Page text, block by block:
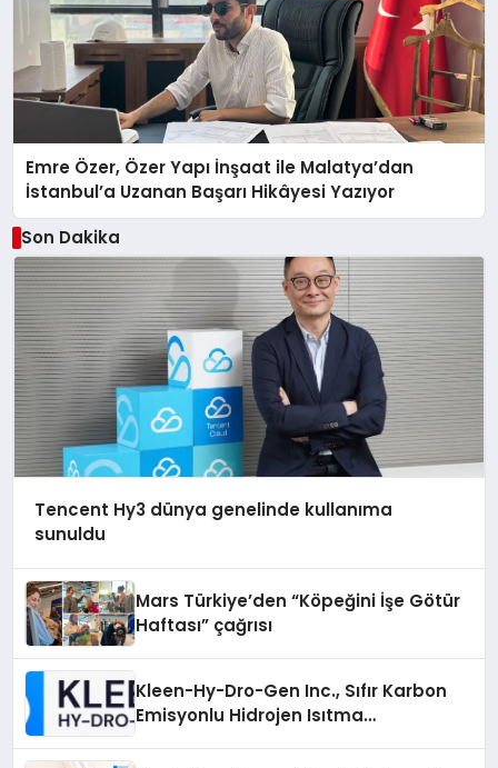
Emre Özer, Özer Yapı İnşaat ile Malatya’dan
İstanbul’a Uzanan Başarı Hikâyesi Yazıyor
Son Dakika
Tencent Hy3 dünya genelinde kullanıma
sunuldu
Mars Türkiye’den “Köpeğini İşe Götür
Haftası” çağrısı
Kleen-Hy-Dro-Gen Inc., Sıfır Karbon
Emisyonlu Hidrojen Isıtma